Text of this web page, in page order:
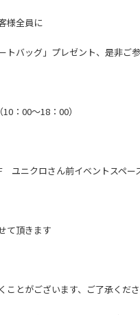
様全員に
トバッグ」プレゼント、是非ご
00～18：00）
クロさん前イベントスペー
て頂きます
とがございます、ご了承くださ